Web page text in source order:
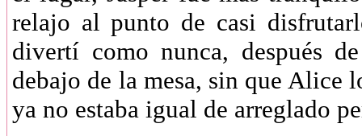
relajo al punto de casi
divertí como nunca, después
debajo de la mesa, sin que Alice
ya no estaba igual de arreglado